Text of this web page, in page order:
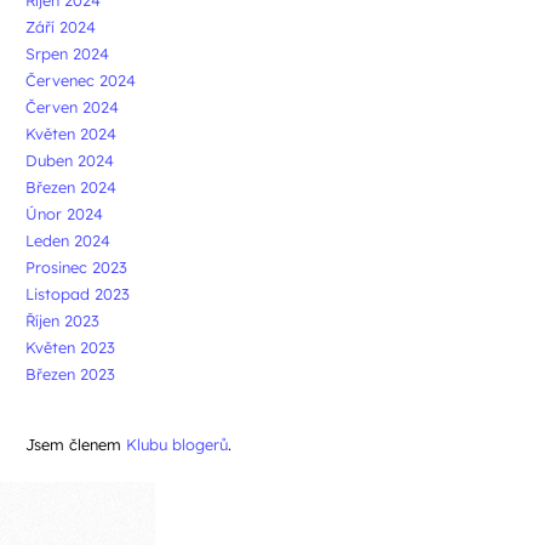
Září 2024
Srpen 2024
Červenec 2024
Červen 2024
Květen 2024
Duben 2024
Březen 2024
Únor 2024
Leden 2024
Prosinec 2023
Listopad 2023
Říjen 2023
Květen 2023
Březen 2023
Jsem členem Klubu blogerů.